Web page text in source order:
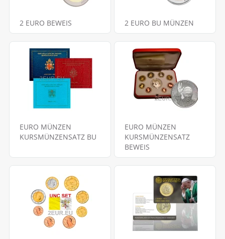
2 EURO BEWEIS 2 EURO BU MÜNZEN
EURO MÜNZEN
KURSMÜNZENSATZ BU
EURO MÜNZEN
KURSMÜNZENSATZ
BEWEIS